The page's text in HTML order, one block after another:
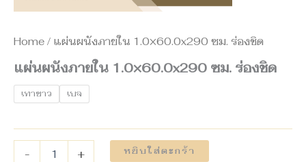
Home / แผ่นผนังภายใน 1.0×60.0x290 ซม. ร่องชิด
แผ่นผนังภายใน 1.0×60.0x290 ซม. ร่องชิด
เทาขาว เบจ
- + หยิบใส่ตะกร้า